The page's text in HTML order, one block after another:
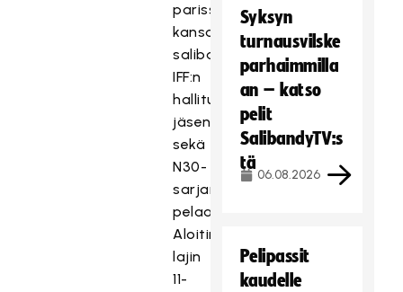
parissa
kansainvälisen
salibandyliiton
IFF:n
hallituksen
jäsenenä
sekä
N30-
sarjan
pelaajana.
Aloitin
lajin
11-
Syksyn
turnausvilske
parhaimmilla
an – katso
pelit
SalibandyTV:s
tä
06.08.2026
Pelipassit
kaudelle